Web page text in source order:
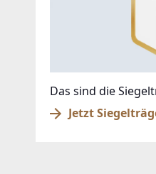
Das sind die
Jetzt